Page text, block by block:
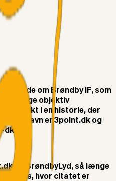
om Brøndby IF, som
at bringe objektiv
i en historie, der
navn er 3point.dk og
dk"
og BrøndbyLyd, så længe
linkes, hvor citatet er